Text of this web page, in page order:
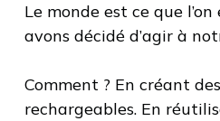
Le monde est ce que
avons décidé d’agir à
Comment ? En créant
rechargeables. En